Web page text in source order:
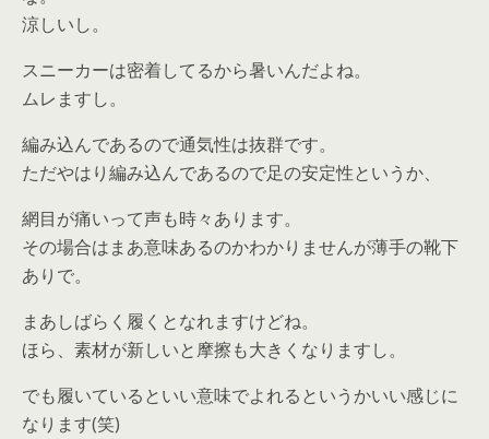
涼しいし。
スニーカーは密着してるから暑いんだよね。
ムレますし。
編み込んであるので通気性は抜群です。
ただやはり編み込んであるので足の安定性というか、
網目が痛いって声も時々あります。
その場合はまあ意味あるのかわかりませんが薄手の靴下
ありで。
まあしばらく履くとなれますけどね。
ほら、素材が新しいと摩擦も大きくなりますし。
でも履いているといい意味でよれるというかいい感じに
なります(笑)